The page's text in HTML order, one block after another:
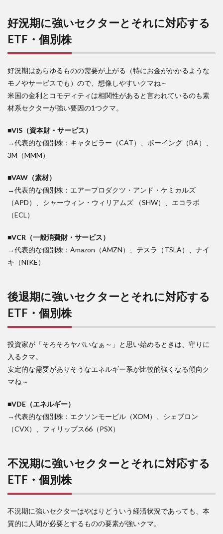
好況期に強いセクターとそれに対応する
ETF・個別株
好況期はあらゆるものの需要が上がる（特にお金がかかるような
モノやサービスでも）ので、想像しやすいクマね～
米国の金利とコモディティは相関性があると言われているのも素
材系セクターが強い要因の1つクマ。
■VIS（資本財・サービス）
→代表的な個別株：キャタピラー（CAT）、ボーイング（BA）、
3M（MMM）
■VAW（素材）
→代表的な個別株：エアープロダクツ・アンド・ケミカルズ
（APD）、シャーウィン・ウィリアムズ （SHW）、エコラボ
（ECL）
■VCR（一般消費財・サービス）
→代表的な個別株：Amazon（AMZN）、テスラ（TSLA）、ナイ
キ（NIKE）
後退期に強いセクターとそれに対応する
ETF・個別株
投資家が「そろそろヤバいなぁ～」と思い始めるときは、守りに
入るクマ。
安定的な需要がありそうなエネルギー系が比較的強くなる傾向ク
マね～
■VDE（エネルギー）
→代表的な個別株：エクソンモービル（XOM）、シェブロン
（CVX）、フィリップス66（PSX）
不況期に強いセクターとそれに対応する
ETF・個別株
不況期に強いセクターはやはりどういう経済状況であっても、本
質的に人間が必要とするものの要素が強いクマ。